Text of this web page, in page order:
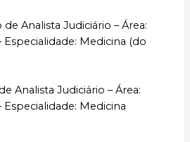
Analista Judiciário – Área:
Medicina (do
Analista Judiciário – Área:
Medicina